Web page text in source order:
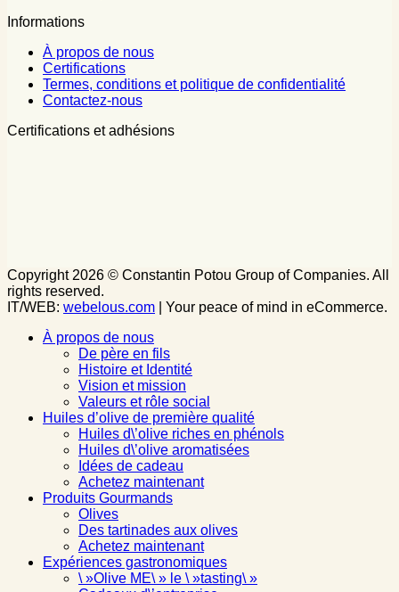
Informations
À propos de nous
Certifications
Termes, conditions et politique de confidentialité
Contactez-nous
Certifications et adhésions
Copyright 2026 © Constantin Potou Group of Companies. All
rights reserved.
IT/WEB: webelous.com | Your peace of mind in eCommerce.
À propos de nous
De père en fils
Histoire et Identité
Vision et mission
Valeurs et rôle social
Huiles d’olive de première qualité
Huiles d\’olive riches en phénols
Huiles d\’olive aromatisées
Idées de cadeau
Achetez maintenant
Produits Gourmands
Olives
Des tartinades aux olives
Achetez maintenant
Expériences gastronomiques
\ »Olive ME\ » le \ »tasting\ »